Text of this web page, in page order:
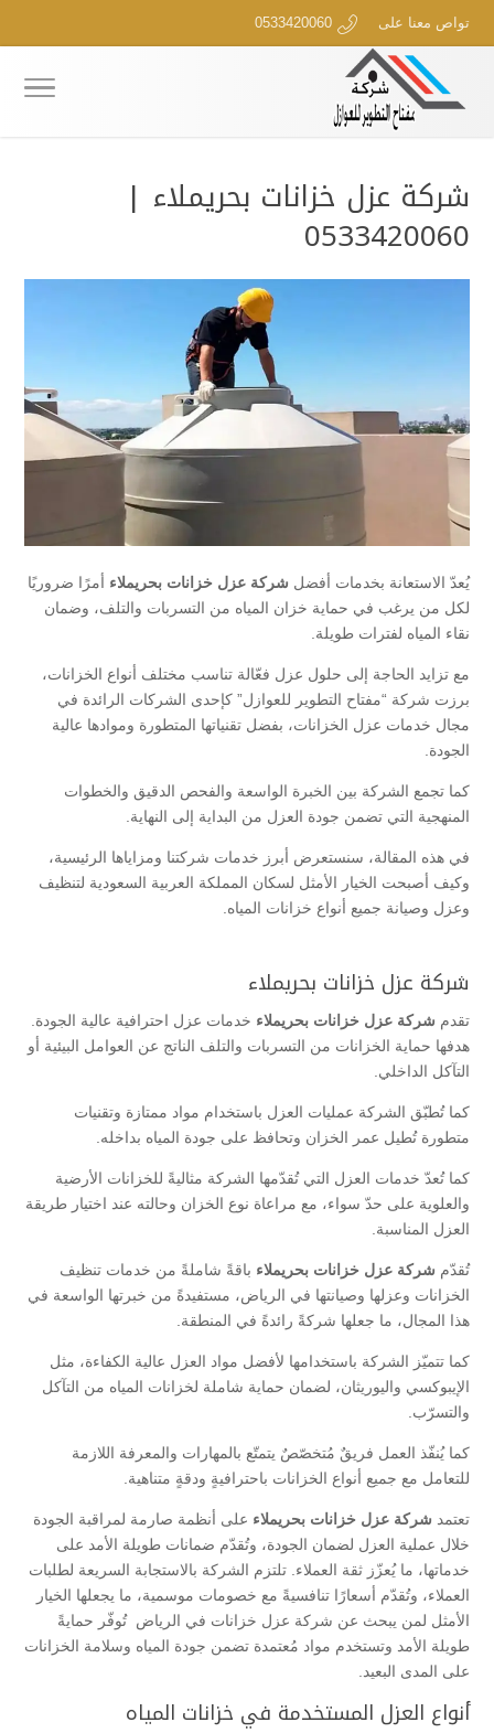
تواص معنا على 0533420060
شركة عزل خزانات بحريملاء |
0533420060
يُعدّ الاستعانة بخدمات أفضل شركة عزل خزانات بحريملاء أمرًا ضروريًا
لكل من يرغب في حماية خزان المياه من التسربات والتلف، وضمان
نقاء المياه لفترات طويلة.
مع تزايد الحاجة إلى حلول عزل فعّالة تناسب مختلف أنواع الخزانات،
برزت شركة “مفتاح التطوير للعوازل” كإحدى الشركات الرائدة في
مجال خدمات عزل الخزانات، بفضل تقنياتها المتطورة وموادها عالية
الجودة.
كما تجمع الشركة بين الخبرة الواسعة والفحص الدقيق والخطوات
المنهجية التي تضمن جودة العزل من البداية إلى النهاية.
في هذه المقالة، سنستعرض أبرز خدمات شركتنا ومزاياها الرئيسية،
وكيف أصبحت الخيار الأمثل لسكان المملكة العربية السعودية لتنظيف
وعزل وصيانة جميع أنواع خزانات المياه.
شركة عزل خزانات بحريملاء
تقدم شركة عزل خزانات بحريملاء خدمات عزل احترافية عالية الجودة.
هدفها حماية الخزانات من التسربات والتلف الناتج عن العوامل البيئية أو
التآكل الداخلي.
كما تُطبّق الشركة عمليات العزل باستخدام مواد ممتازة وتقنيات
متطورة تُطيل عمر الخزان وتحافظ على جودة المياه بداخله.
كما تُعدّ خدمات العزل التي تُقدّمها الشركة مثاليةً للخزانات الأرضية
والعلوية على حدّ سواء، مع مراعاة نوع الخزان وحالته عند اختيار طريقة
العزل المناسبة.
تُقدّم شركة عزل خزانات بحريملاء باقةً شاملةً من خدمات تنظيف
الخزانات وعزلها وصيانتها في الرياض، مستفيدةً من خبرتها الواسعة في
هذا المجال، ما جعلها شركةً رائدةً في المنطقة.
كما تتميّز الشركة باستخدامها لأفضل مواد العزل عالية الكفاءة، مثل
الإيبوكسي واليوريثان، لضمان حماية شاملة لخزانات المياه من التآكل
والتسرّب.
كما يُنفّذ العمل فريقٌ مُتخصّصٌ يتمتّع بالمهارات والمعرفة اللازمة
للتعامل مع جميع أنواع الخزانات باحترافيةٍ ودقةٍ متناهية.
تعتمد شركة عزل خزانات بحريملاء على أنظمة صارمة لمراقبة الجودة
خلال عملية العزل لضمان الجودة، وتُقدّم ضمانات طويلة الأمد على
خدماتها، ما يُعزّز ثقة العملاء. تلتزم الشركة بالاستجابة السريعة لطلبات
العملاء، وتُقدّم أسعارًا تنافسيةً مع خصومات موسمية، ما يجعلها الخيار
الأمثل لمن يبحث عن شركة عزل خزانات في الرياض تُوفّر حمايةً
طويلة الأمد وتستخدم مواد مُعتمدة تضمن جودة المياه وسلامة الخزانات
على المدى البعيد.
أنواع العزل المستخدمة في خزانات المياه